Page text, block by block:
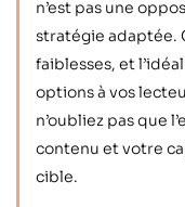
n’est pas une
stratégie adaptée.
faiblesses, et
options à vos
n’oubliez pas que
contenu et votre
cible.